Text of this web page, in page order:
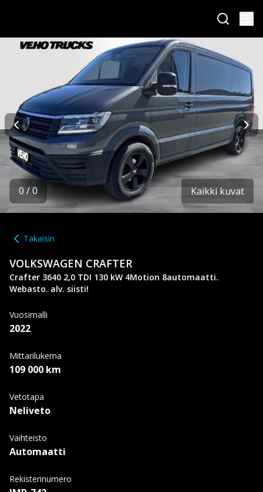
0/0 Kaikki kuvat
Takaisin
VOLKSWAGEN CRAFTER
Crafter 3640 2,0 TDI 130 kW 4Motion 8automaatti.
Webasto. alv. siisti!
Vuosimalli
2022
Mittarilukema
109 000 km
Vetotapa
Neliveto
Vaihteisto
Automaatti
Rekisterinumero